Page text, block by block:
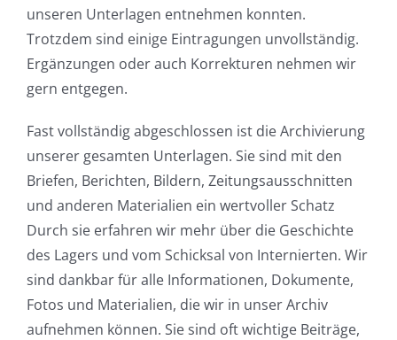
unseren Unterlagen entnehmen konnten.
Trotzdem sind einige Eintragungen unvollständig.
Ergänzungen oder auch Korrekturen nehmen wir
gern entgegen.
Fast vollständig abgeschlossen ist die Archivierung
unserer gesamten Unterlagen. Sie sind mit den
Briefen, Berichten, Bildern, Zeitungsausschnitten
und anderen Materialien ein wertvoller Schatz
Durch sie erfahren wir mehr über die Geschichte
des Lagers und vom Schicksal von Internierten. Wir
sind dankbar für alle Informationen, Dokumente,
Fotos und Materialien, die wir in unser Archiv
aufnehmen können. Sie sind oft wichtige Beiträge,